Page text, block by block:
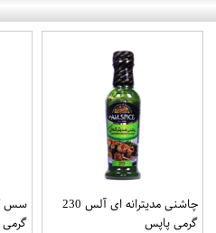
چاشنی مدیترانه ای آلس 230
گرمی پاپس
گرمی